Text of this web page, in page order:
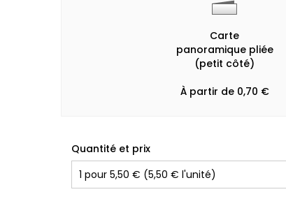
Carte
panoramique pliée
(petit côté)
À partir de 0,70 €
Quantité et prix